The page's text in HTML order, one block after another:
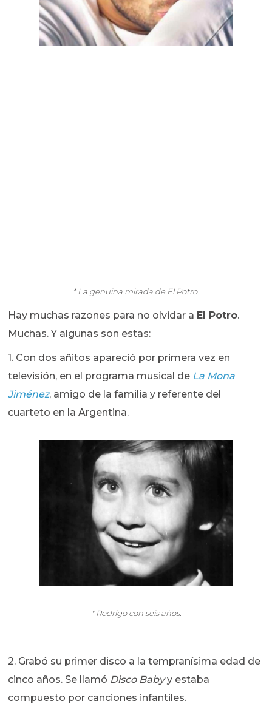
* La genuina mirada de El Potro.
Hay muchas razones para no olvidar a El Potro.
Muchas. Y algunas son estas:
1. Con dos añitos apareció por primera vez en
televisión, en el programa musical de La Mona
Jiménez, amigo de la familia y referente del
cuarteto en la Argentina.
* Rodrigo con seis años.
2. Grabó su primer disco a la tempranísima edad de
cinco años. Se llamó Disco Babyy estaba
compuesto por canciones infantiles.